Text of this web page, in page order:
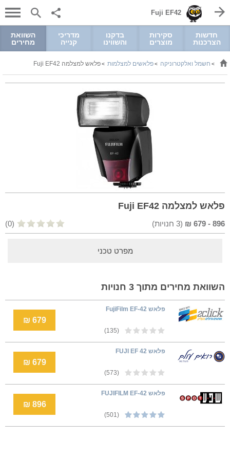
Fuji EF42
חדשות
הצרכנות
סקירות
מוצרים
בדקנו
והשווינו
מדריכי
קנייה
השוואת
מחירים
> חשמל ואלקטרוניקה >פלאשים למצלמות >פלאש למצלמה Fuji EF42
פלאש למצלמה Fuji EF42
896
-
679
₪
(
3 חנויות) (0)
מפרט טכני
השוואת מחירים מתוך 3 חנויות
פלאש FujiFilm EF-42
(135)
679 ₪
פלאש FUJI EF 42
(573)
679 ₪
פלאש FUJIFILM EF-42
(501)
896 ₪